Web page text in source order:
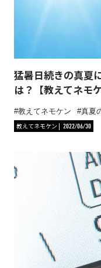
猛暑日続きの真夏
は？【教えてネモ
教えてネモケン 真夏
教えてネモケン
2022/06/30